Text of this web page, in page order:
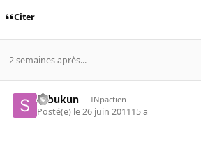
Citer
2 semaines après...
sebukun INpactien
Posté(e) le 26 juin 201115 a